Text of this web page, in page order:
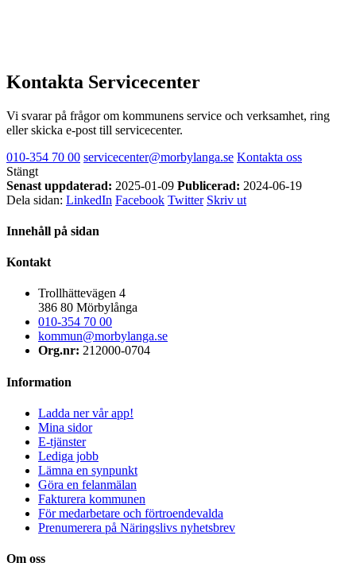
Kontakta Servicecenter
Vi svarar på frågor om kommunens service och verksamhet, ring
eller skicka e-post till servicecenter.
010-354 70 00 servicecenter@morbylanga.se Kontakta oss
Stängt
Senast uppdaterad: 2025-01-09 Publicerad: 2024-06-19
Dela sidan: LinkedIn Facebook Twitter Skriv ut
Innehåll på sidan
Kontakt
Trollhättevägen 4
386 80 Mörbylånga
010-354 70 00
kommun@morbylanga.se
Org.nr: 212000-0704
Information
Ladda ner vår app!
Mina sidor
E-tjänster
Lediga jobb
Lämna en synpunkt
Göra en felanmälan
Fakturera kommunen
För medarbetare och förtroendevalda
Prenumerera på Näringslivs nyhetsbrev
Om oss